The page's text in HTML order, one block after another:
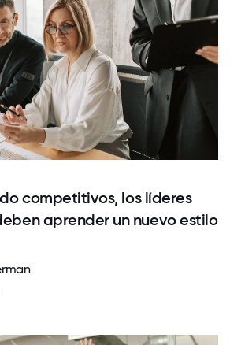
competitivos, los líderes
aprender un nuevo estilo